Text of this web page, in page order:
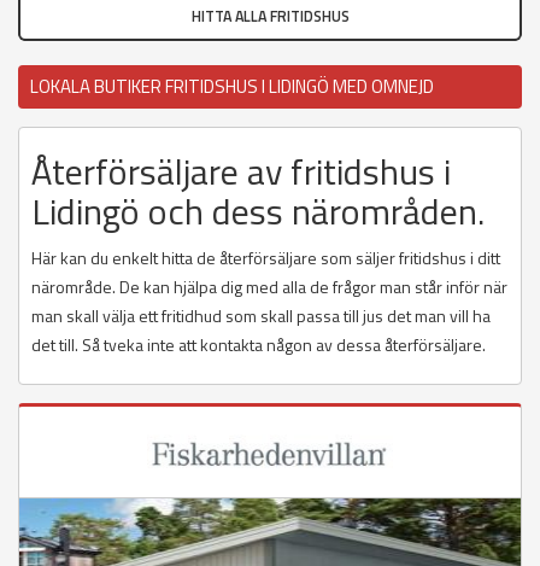
HITTA ALLA FRITIDSHUS
LOKALA BUTIKER FRITIDSHUS I LIDINGÖ MED OMNEJD
Återförsäljare av fritidshus i
Lidingö och dess närområden.
Här kan du enkelt hitta de återförsäljare som säljer fritidshus i ditt
närområde. De kan hjälpa dig med alla de frågor man står inför när
man skall välja ett fritidhud som skall passa till jus det man vill ha
det till. Så tveka inte att kontakta någon av dessa återförsäljare.